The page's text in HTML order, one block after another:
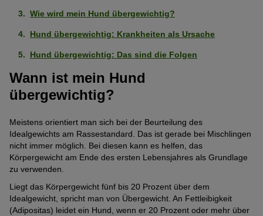
Wie wird mein Hund übergewichtig?
Hund übergewichtig: Krankheiten als Ursache
Hund übergewichtig: Das sind die Folgen
Wann ist mein Hund
übergewichtig?
Meistens orientiert man sich bei der Beurteilung des
Idealgewichts am Rassestandard. Das ist gerade bei Mischlingen
nicht immer möglich. Bei diesen kann es helfen, das
Körpergewicht am Ende des ersten Lebensjahres als Grundlage
zu verwenden.
Liegt das Körpergewicht fünf bis 20 Prozent über dem
Idealgewicht, spricht man von Übergewicht. An Fettleibigkeit
(Adipositas) leidet ein Hund, wenn er 20 Prozent oder mehr über